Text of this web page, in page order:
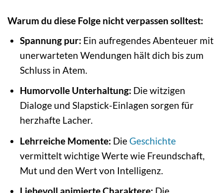
Warum du diese Folge nicht verpassen solltest:
Spannung pur: Ein aufregendes Abenteuer mit
unerwarteten Wendungen hält dich bis zum
Schluss in Atem.
Humorvolle Unterhaltung: Die witzigen
Dialoge und Slapstick-Einlagen sorgen für
herzhafte Lacher.
Lehrreiche Momente: DieGeschichte
vermittelt wichtige Werte wie Freundschaft,
Mut und den Wert von Intelligenz.